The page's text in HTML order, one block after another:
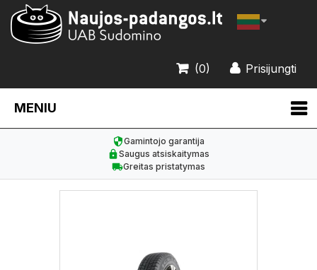
Prisijungti
(0)
MENIU
Gamintojo garantija
Saugus atsiskaitymas
Greitas pristatymas